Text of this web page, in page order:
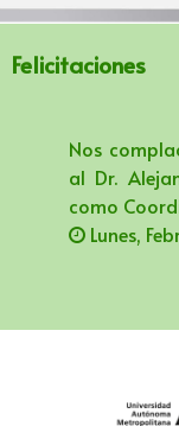
Felicitaciones
Nos
al Dr.
como
Lunes,